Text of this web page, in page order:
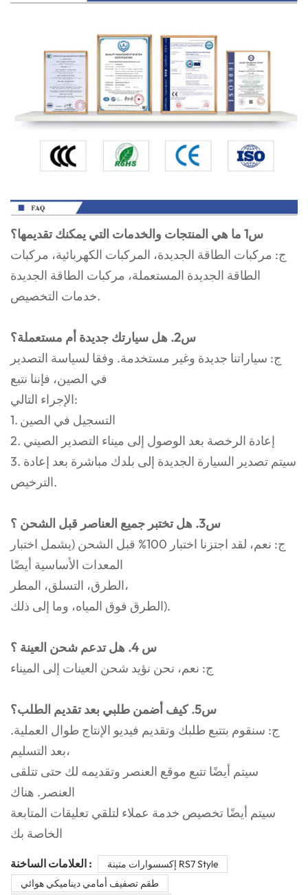
س1 ما هي المنتجات والخدمات التي يمكنك تقديمها؟
ج: مركبات الطاقة الجديدة، المركبات الكهربائية، مركبات
الطاقة الجديدة المستعملة، مركبات الطاقة الجديدة
خدمات التخصيص.
س2. هل سيارتك جديدة أم مستعملة؟
ج: سياراتنا جديدة وغير مستخدمة. وفقا لسياسة التصدير
في الصين، فإننا نتبع
الإجراء التالي:
1. التسجيل في الصين
2. إعادة الرخصة بعد الوصول إلى ميناء التصدير الصيني
3. سيتم تصدير السيارة الجديدة إلى بلدك مباشرة بعد إعادة
الترخيص.
س3. هل تختبر جميع العناصر قبل الشحن ؟
ج: نعم، لقد اجتزنا اختبار 100% قبل الشحن (يشمل اختبار
المعدات الأساسية أيضًا
الطرق، التسلق، المطر،
الطرق فوق المياه، وما إلى ذلك).
س 4. هل تدعم شحن العينة ؟
ج: نعم، نحن نؤيد شحن العينات إلى الميناء
س5. كيف أضمن طلبي بعد تقديم الطلب؟
ج: سنقوم بتتبع طلبك وتقديم فيديو الإنتاج طوال العملية.
بعد التسليم،
سيتم أيضًا تتبع موقع العنصر وتقديمه لك حتى تتلقى
العنصر. هناك
سيتم أيضًا تخصيص خدمة عملاء لتلقي تعليقات المتابعة
الخاصة بك
العلامات الساخنة :
إكسسوارات متينة RS7 Style
طقم تصفيف أمامي ديناميكي هوائي